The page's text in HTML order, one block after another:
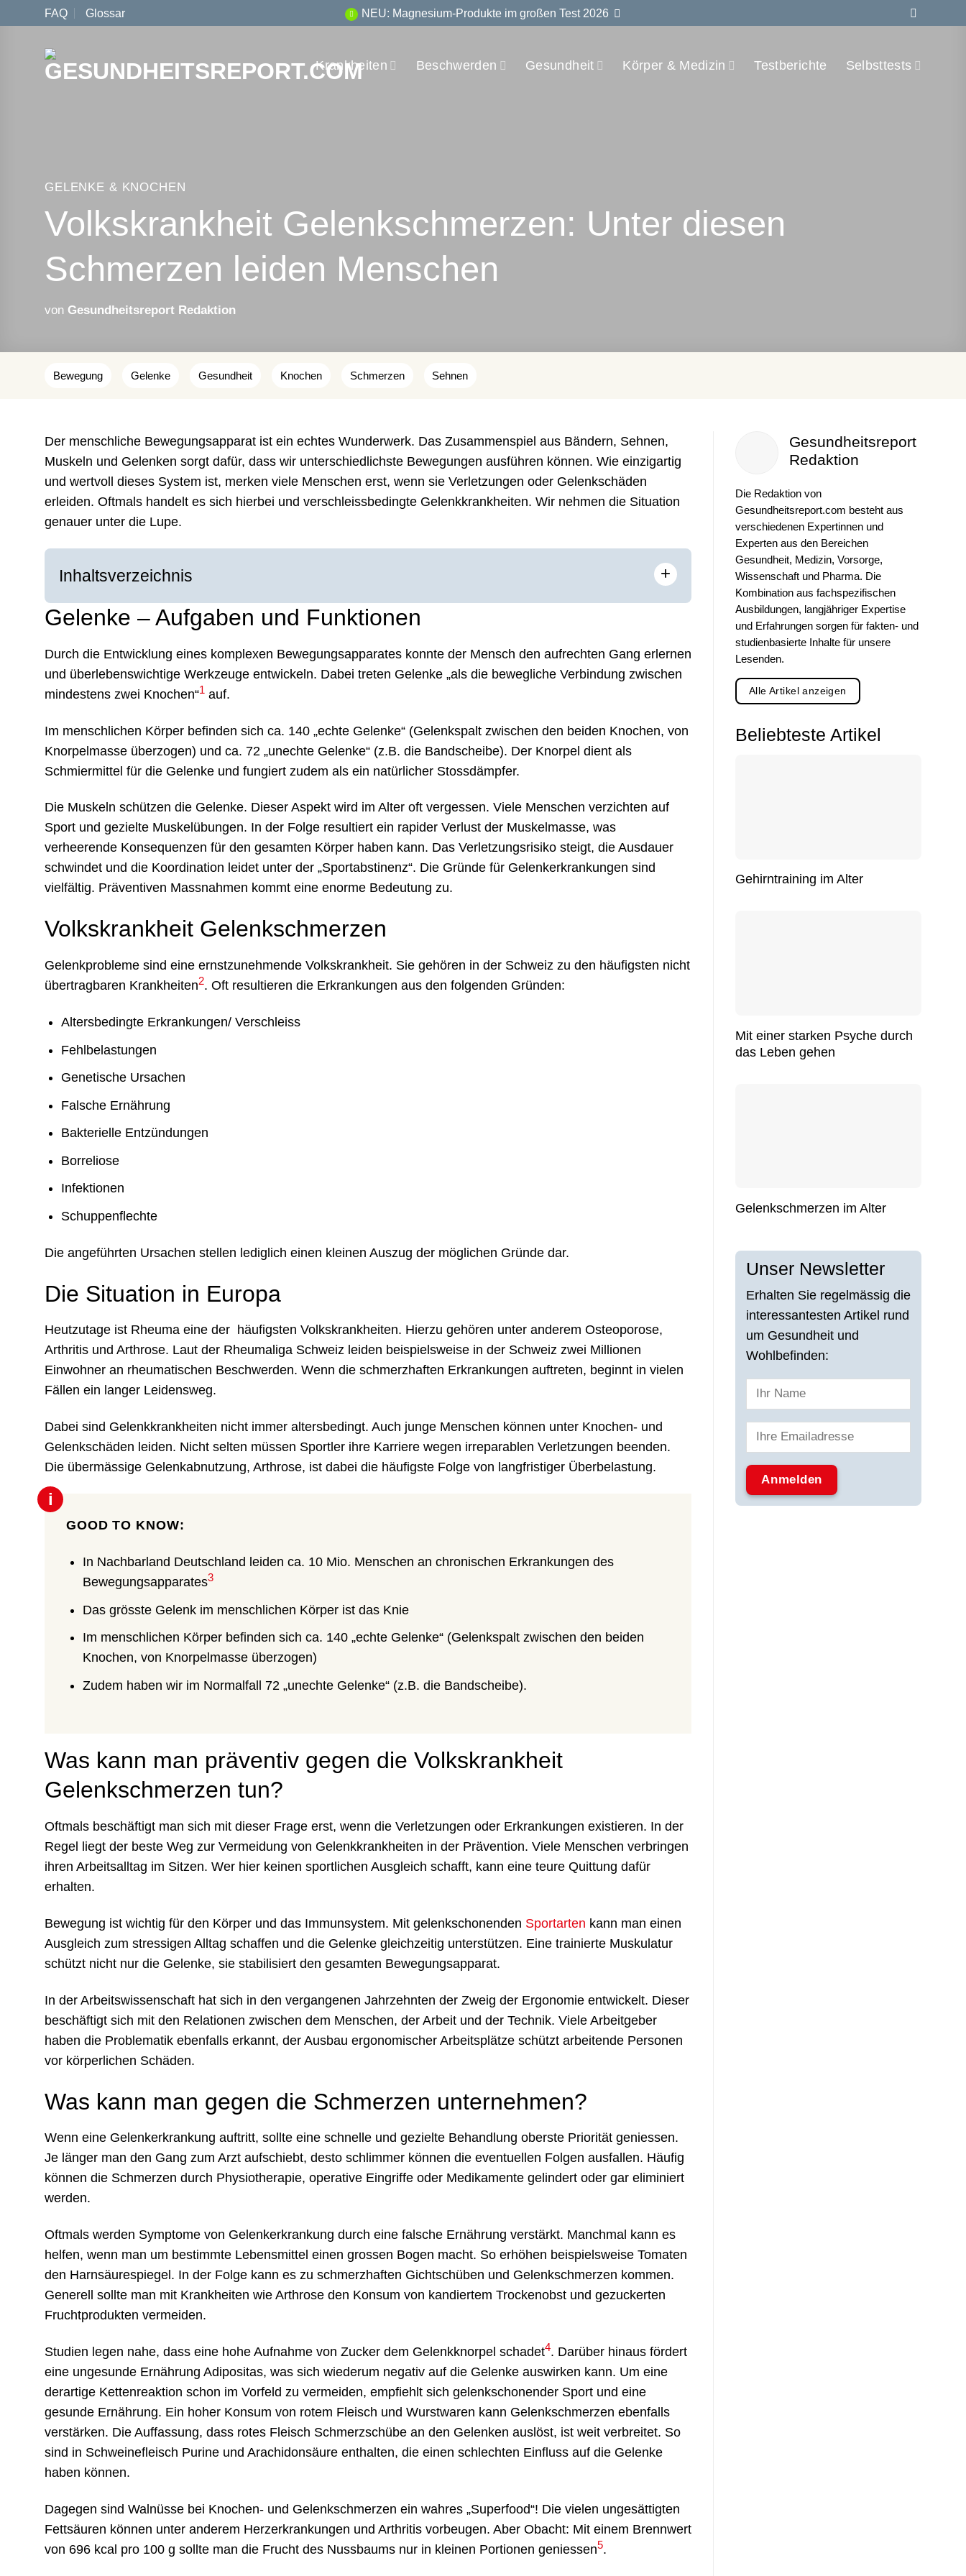
Inhalt
springen
FAQ Glossar NEU: Magnesium-Produkte im großen Test 2026
Krankheiten Beschwerden Gesundheit Körper & Medizin Testberichte Selbsttests
GELENKE & KNOCHEN
Volkskrankheit Gelenk­schmerzen: Unter diesen
Schmerzen leiden Menschen
von Gesundheitsreport Redaktion
Bewegung Gelenke Gesundheit Knochen Schmerzen Sehnen
Der menschliche Bewegungsapparat ist ein echtes Wunderwerk. Das Zusammenspiel aus Bändern, Sehnen,
Muskeln und Gelenken sorgt dafür, dass wir unterschiedlichste Bewegungen ausführen können. Wie einzigartig
und wertvoll dieses System ist, merken viele Menschen erst, wenn sie Verletzungen oder Gelenkschäden
erleiden. Oftmals handelt es sich hierbei und verschleissbedingte Gelenkkrankheiten. Wir nehmen die Situation
genauer unter die Lupe.
Inhaltsverzeichnis +
Gelenke – Aufgaben und Funktionen
Durch die Entwicklung eines komplexen Bewegungsapparates konnte der Mensch den aufrechten Gang erlernen
und überlebenswichtige Werkzeuge entwickeln. Dabei treten Gelenke „als die bewegliche Verbindung zwischen
mindestens zwei Knochen“1 auf.
Im menschlichen Körper befinden sich ca. 140 „echte Gelenke“ (Gelenkspalt zwischen den beiden Knochen, von
Knorpelmasse überzogen) und ca. 72 „unechte Gelenke“ (z.B. die Bandscheibe). Der Knorpel dient als
Schmiermittel für die Gelenke und fungiert zudem als ein natürlicher Stossdämpfer.
Die Muskeln schützen die Gelenke. Dieser Aspekt wird im Alter oft vergessen. Viele Menschen verzichten auf
Sport und gezielte Muskelübungen. In der Folge resultiert ein rapider Verlust der Muskelmasse, was
verheerende Konsequenzen für den gesamten Körper haben kann. Das Verletzungsrisiko steigt, die Ausdauer
schwindet und die Koordination leidet unter der „Sportabstinenz“. Die Gründe für Gelenkerkrankungen sind
vielfältig. Präventiven Massnahmen kommt eine enorme Bedeutung zu.
Volkskrankheit Gelenkschmerzen
Gelenkprobleme sind eine ernstzunehmende Volkskrankheit. Sie gehören in der Schweiz zu den häufigsten nicht
übertragbaren Krankheiten2. Oft resultieren die Erkrankungen aus den folgenden Gründen:
Altersbedingte Erkrankungen/ Verschleiss
Fehlbelastungen
Genetische Ursachen
Falsche Ernährung
Bakterielle Entzündungen
Borreliose
Infektionen
Schuppenflechte
Die angeführten Ursachen stellen lediglich einen kleinen Auszug der möglichen Gründe dar.
Die Situation in Europa
Heutzutage ist Rheuma eine der häufigsten Volkskrankheiten. Hierzu gehören unter anderem Osteoporose,
Arthritis und Arthrose. Laut der Rheumaliga Schweiz leiden beispielsweise in der Schweiz zwei Millionen
Einwohner an rheumatischen Beschwerden. Wenn die schmerzhaften Erkrankungen auftreten, beginnt in vielen
Fällen ein langer Leidensweg.
Dabei sind Gelenkkrankheiten nicht immer altersbedingt. Auch junge Menschen können unter Knochen- und
Gelenkschäden leiden. Nicht selten müssen Sportler ihre Karriere wegen irreparablen Verletzungen beenden.
Die übermässige Gelenkabnutzung, Arthrose, ist dabei die häufigste Folge von langfristiger Überbelastung.
i
GOOD TO KNOW:
In Nachbarland Deutschland leiden ca. 10 Mio. Menschen an chronischen Erkrankungen des
Bewegungsapparates3
Das grösste Gelenk im menschlichen Körper ist das Knie
Im menschlichen Körper befinden sich ca. 140 „echte Gelenke“ (Gelenkspalt zwischen den beiden
Knochen, von Knorpelmasse überzogen)
Zudem haben wir im Normalfall 72 „unechte Gelenke“ (z.B. die Bandscheibe).
Was kann man präventiv gegen die Volkskrankheit
Gelenkschmerzen tun?
Oftmals beschäftigt man sich mit dieser Frage erst, wenn die Verletzungen oder Erkrankungen existieren. In der
Regel liegt der beste Weg zur Vermeidung von Gelenkkrankheiten in der Prävention. Viele Menschen verbringen
ihren Arbeitsalltag im Sitzen. Wer hier keinen sportlichen Ausgleich schafft, kann eine teure Quittung dafür
erhalten.
Bewegung ist wichtig für den Körper und das Immunsystem. Mit gelenkschonenden Sportarten kann man einen
Ausgleich zum stressigen Alltag schaffen und die Gelenke gleichzeitig unterstützen. Eine trainierte Muskulatur
schützt nicht nur die Gelenke, sie stabilisiert den gesamten Bewegungsapparat.
In der Arbeitswissenschaft hat sich in den vergangenen Jahrzehnten der Zweig der Ergonomie entwickelt. Dieser
beschäftigt sich mit den Relationen zwischen dem Menschen, der Arbeit und der Technik. Viele Arbeitgeber
haben die Problematik ebenfalls erkannt, der Ausbau ergonomischer Arbeitsplätze schützt arbeitende Personen
vor körperlichen Schäden.
Was kann man gegen die Schmerzen unternehmen?
Wenn eine Gelenkerkrankung auftritt, sollte eine schnelle und gezielte Behandlung oberste Priorität geniessen.
Je länger man den Gang zum Arzt aufschiebt, desto schlimmer können die eventuellen Folgen ausfallen. Häufig
können die Schmerzen durch Physiotherapie, operative Eingriffe oder Medikamente gelindert oder gar eliminiert
werden.
Oftmals werden Symptome von Gelenkerkrankung durch eine falsche Ernährung verstärkt. Manchmal kann es
helfen, wenn man um bestimmte Lebensmittel einen grossen Bogen macht. So erhöhen beispielsweise Tomaten
den Harnsäurespiegel. In der Folge kann es zu schmerzhaften Gichtschüben und Gelenkschmerzen kommen.
Generell sollte man mit Krankheiten wie Arthrose den Konsum von kandiertem Trockenobst und gezuckerten
Fruchtprodukten vermeiden.
Studien legen nahe, dass eine hohe Aufnahme von Zucker dem Gelenkknorpel schadet4. Darüber hinaus fördert
eine ungesunde Ernährung Adipositas, was sich wiederum negativ auf die Gelenke auswirken kann. Um eine
derartige Kettenreaktion schon im Vorfeld zu vermeiden, empfiehlt sich gelenkschonender Sport und eine
gesunde Ernährung. Ein hoher Konsum von rotem Fleisch und Wurstwaren kann Gelenkschmerzen ebenfalls
verstärken. Die Auffassung, dass rotes Fleisch Schmerzschübe an den Gelenken auslöst, ist weit verbreitet. So
sind in Schweinefleisch Purine und Arachidonsäure enthalten, die einen schlechten Einfluss auf die Gelenke
haben können.
Dagegen sind Walnüsse bei Knochen- und Gelenkschmerzen ein wahres „Superfood“! Die vielen ungesättigten
Fettsäuren können unter anderem Herzerkrankungen und Arthritis vorbeugen. Aber Obacht: Mit einem Brennwert
von 696 kcal pro 100 g sollte man die Frucht des Nussbaums nur in kleinen Portionen geniessen5.
Gesundheitsreport
Redaktion
Die Redaktion von
Gesundheitsreport.com besteht aus
verschiedenen Expertinnen und
Experten aus den Bereichen
Gesundheit, Medizin, Vorsorge,
Wissenschaft und Pharma. Die
Kombination aus fachspezifischen
Ausbildungen, langjähriger Expertise
und Erfahrungen sorgen für fakten- und
studienbasierte Inhalte für unsere
Lesenden.
Alle Artikel anzeigen
Beliebteste Artikel
Gehirntraining im Alter
Mit einer starken Psyche durch
das Leben gehen
Gelenkschmerzen im Alter
Unser Newsletter
Erhalten Sie regelmässig die
interessantesten Artikel rund
um Gesundheit und
Wohlbefinden: